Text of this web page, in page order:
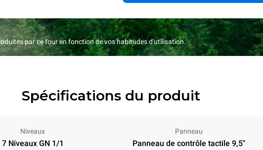
par ce four en fonction de vos habitudes d'utilisation.
Spécifications du produit
Niveaux
7 Niveaux GN 1/1
Panneau
Panneau de contrôle tactile 9,5"